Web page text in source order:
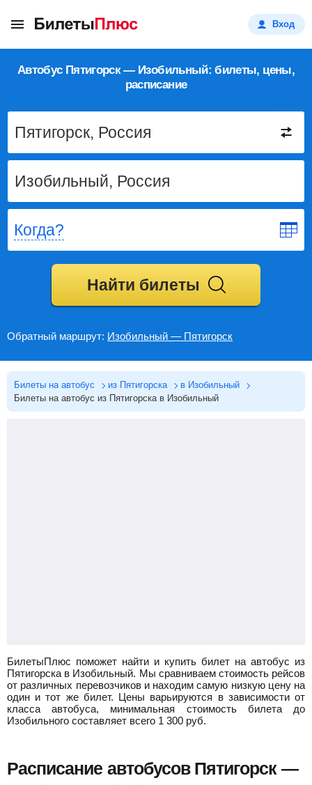
Вход
Автобус Пятигорск — Изобильный: билеты, цены,
расписание
Когда?
Найти билеты
Обратный маршрут: Изобильный — Пятигорск
Билеты на автобус из Пятигорска
в Изобильный
Билеты на автобус из Пятигорска в Изобильный
БилетыПлюс поможет найти и купить билет на автобус из
Пятигорска в Изобильный. Мы сравниваем стоимость рейсов
от различных перевозчиков и находим самую низкую цену на
один и тот же билет. Цены варьируются в зависимости от
класса автобуса, минимальная стоимость билета до
Изобильного составляет всего 1 300 руб.
Расписание автобусов Пятигорск —